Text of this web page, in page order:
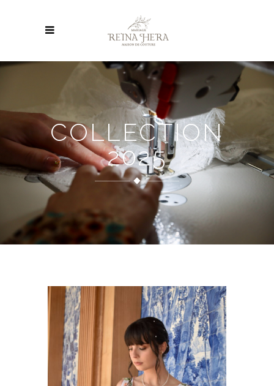
COLLECTION
2025